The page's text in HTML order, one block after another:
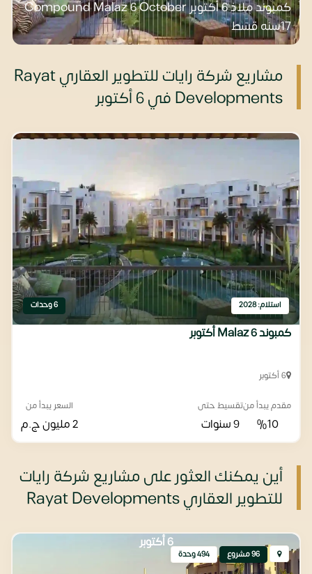
كمبوند ملاذ 6 أكتوبر Compound Malaz 6 October
17سنه قسط
مشاريع شركة رايات للتطوير العقاري Rayat
Developments في 6 أكتوبر
استلام: 2028 6 وحدات
كمبوند Malaz 6 أكتوبر
6 أكتوبر
مقدم يبدأ من
%10
تقسيط حتى
9 سنوات
السعر يبدأ من
2 مليون ج.م
أين يمكنك العثور على مشاريع شركة رايات
للتطوير العقاري Rayat Developments
96 مشروع 494 وحدة
6 أكتوبر